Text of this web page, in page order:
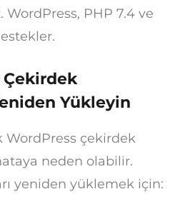
PHP 7.4 ve
Çekirdek
Yükleyin
WordPress çekirdek
neden olabilir.
yeniden yüklemek için: